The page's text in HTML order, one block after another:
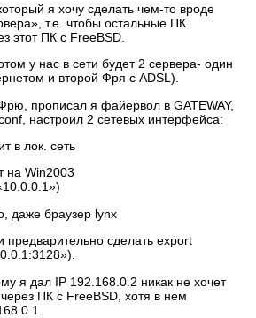
я хочу сделать чем-то вроде
т.е. чтобы остальные ПК
этот ПК с FreeBSD.
у нас в сети будет 2 сервера- один
и второй Фря с ADSL).
прописал я файервол в GATEWAY,
настроил 2 сетевых интерфейса:
в лок. сеть
на Win2003
даже браузер lynx
предварительно сделать export
я дал IP 192.168.0.2 никак не хочет
ПК с FreeBSD, хотя в нем